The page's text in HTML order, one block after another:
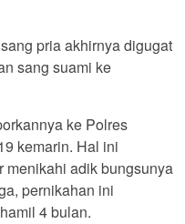
pria akhirnya digugat
sang suami ke
ke Polres
kemarin. Hal ini
menikahi adik bungsunya
pernikahan ini
4 bulan.